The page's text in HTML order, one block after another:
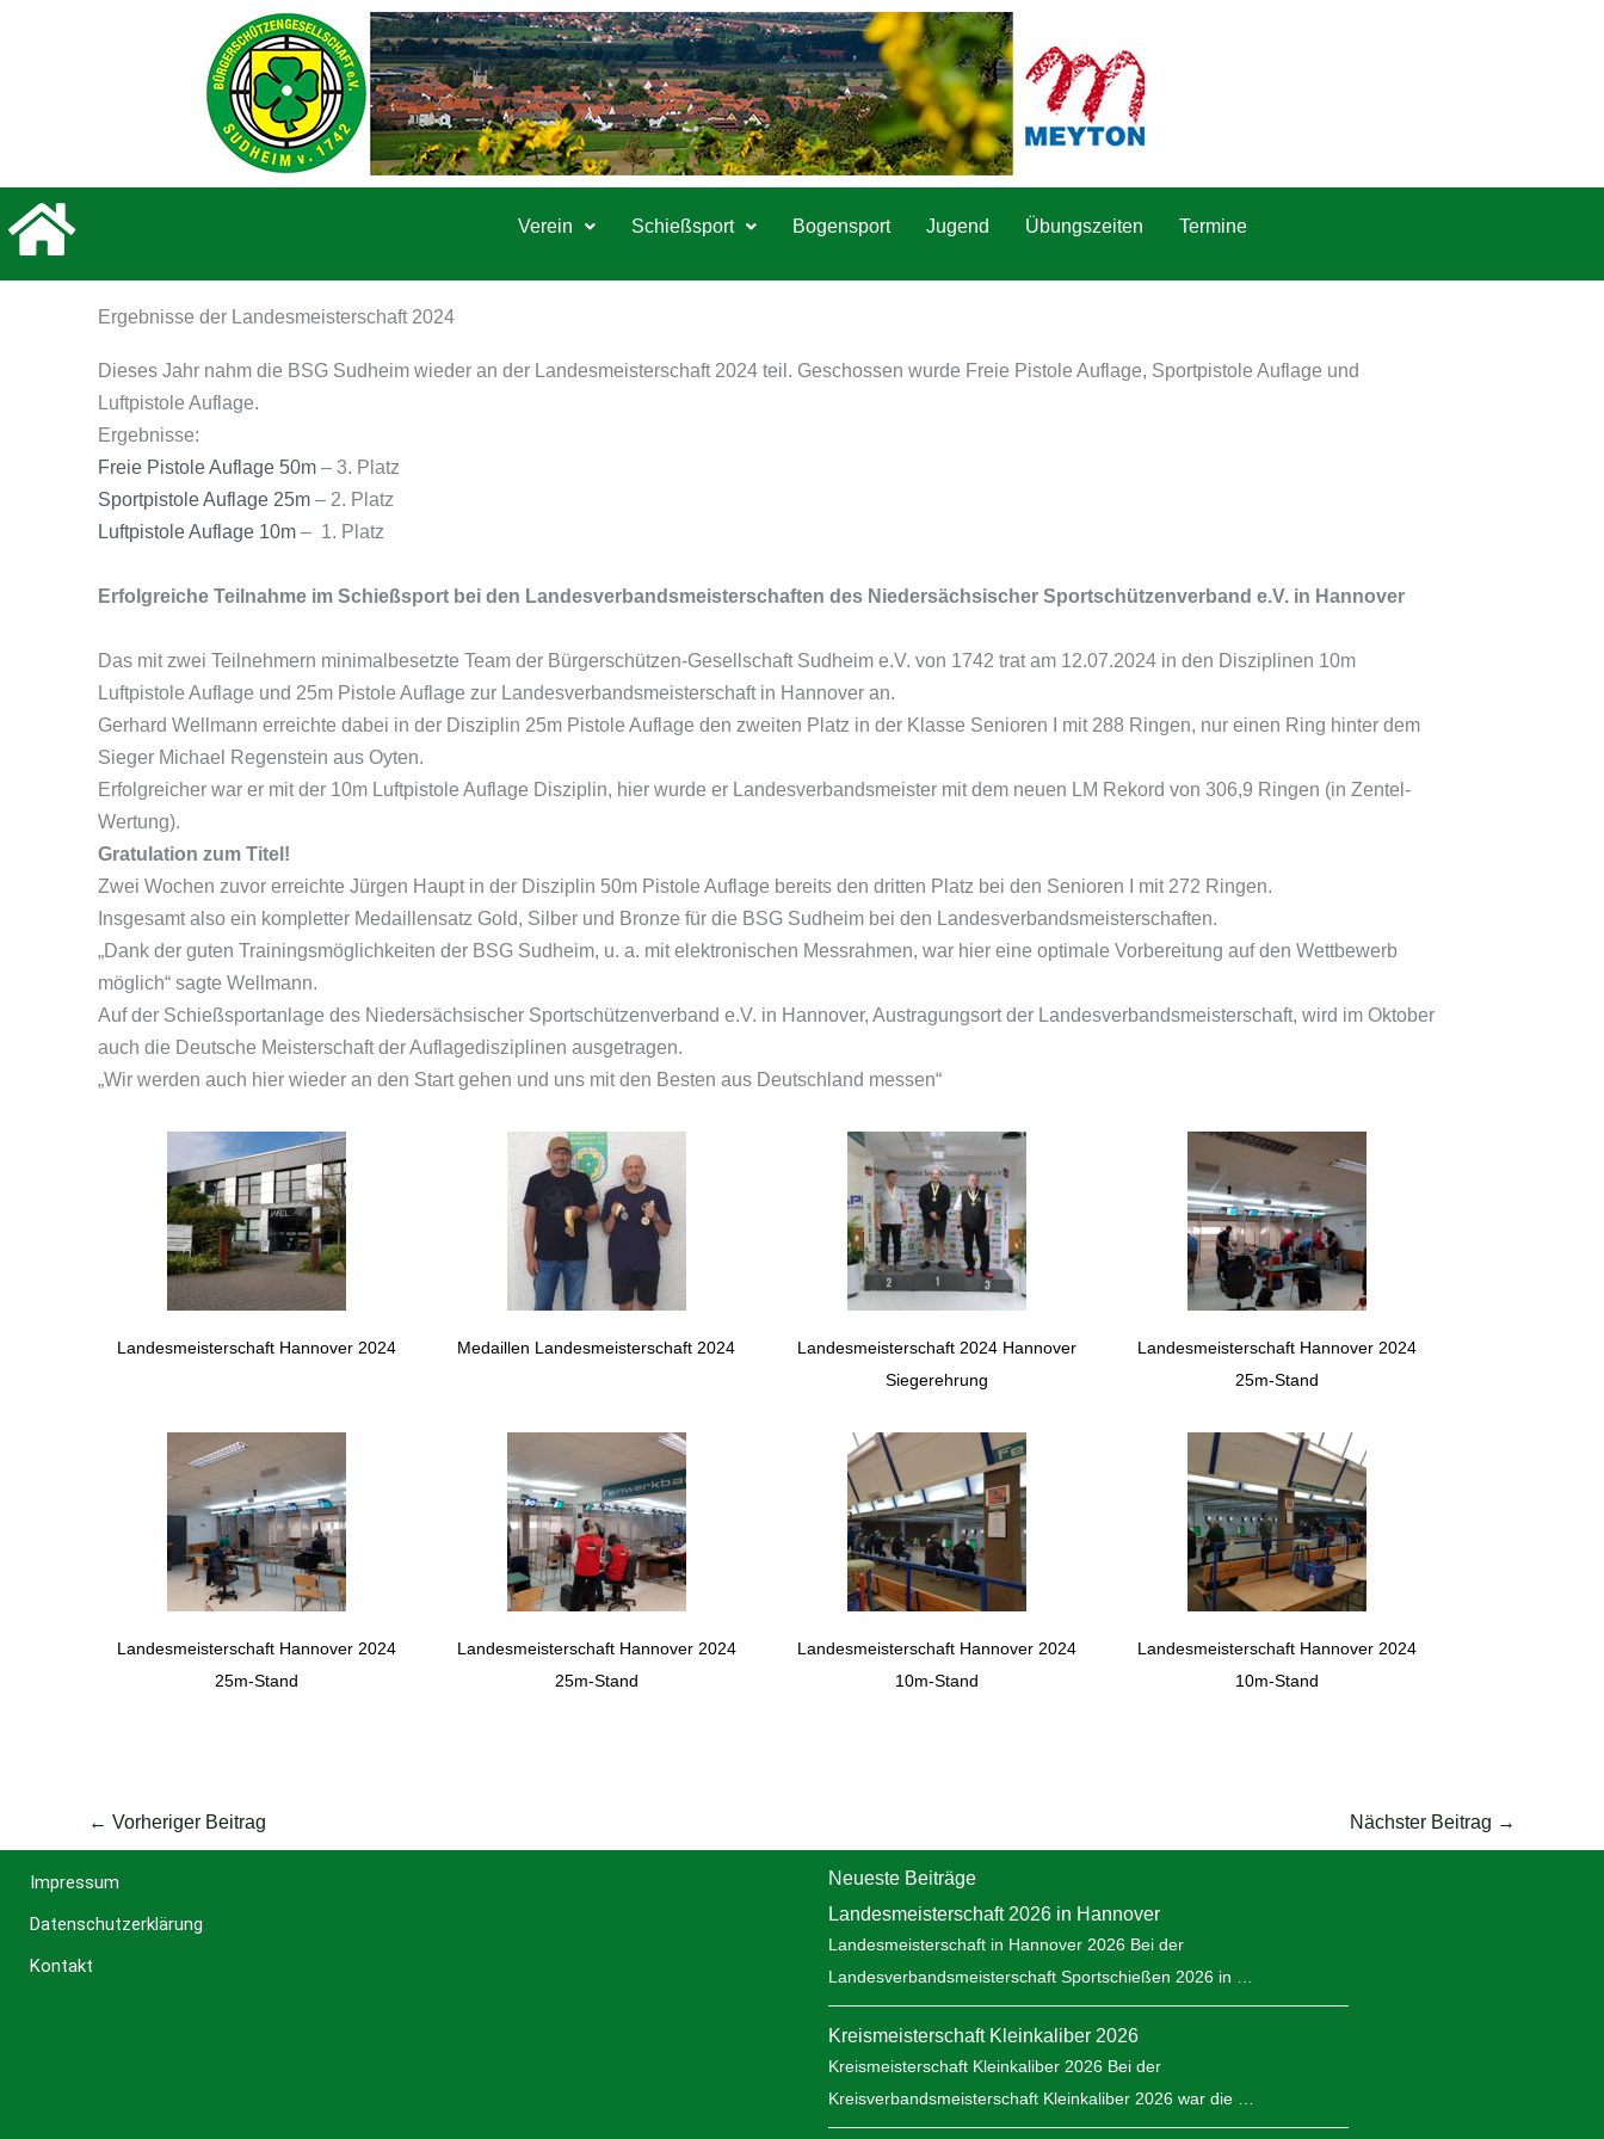
Verein Schießsport Bogensport Jugend Übungszeiten Termine
Ergebnisse der Landesmeisterschaft 2024
Dieses Jahr nahm die BSG Sudheim wieder an der Landesmeisterschaft 2024 teil. Geschossen wurde Freie Pistole Auflage, Sportpistole Auflage und
Luftpistole Auflage.
Ergebnisse:
Freie Pistole Auflage 50m – 3. Platz
Sportpistole Auflage 25m – 2. Platz
Luftpistole Auflage 10m – 1. Platz
Erfolgreiche Teilnahme im Schießsport bei den Landesverbandsmeisterschaften des Niedersächsischer Sportschützenverband e.V. in Hannover
Das mit zwei Teilnehmern minimalbesetzte Team der Bürgerschützen-Gesellschaft Sudheim e.V. von 1742 trat am 12.07.2024 in den Disziplinen 10m
Luftpistole Auflage und 25m Pistole Auflage zur Landesverbandsmeisterschaft in Hannover an.
Gerhard Wellmann erreichte dabei in der Disziplin 25m Pistole Auflage den zweiten Platz in der Klasse Senioren I mit 288 Ringen, nur einen Ring hinter dem
Sieger Michael Regenstein aus Oyten.
Erfolgreicher war er mit der 10m Luftpistole Auflage Disziplin, hier wurde er Landesverbandsmeister mit dem neuen LM Rekord von 306,9 Ringen (in Zentel-
Wertung).
Gratulation zum Titel!
Zwei Wochen zuvor erreichte Jürgen Haupt in der Disziplin 50m Pistole Auflage bereits den dritten Platz bei den Senioren I mit 272 Ringen.
Insgesamt also ein kompletter Medaillensatz Gold, Silber und Bronze für die BSG Sudheim bei den Landesverbandsmeisterschaften.
„Dank der guten Trainingsmöglichkeiten der BSG Sudheim, u. a. mit elektronischen Messrahmen, war hier eine optimale Vorbereitung auf den Wettbewerb
möglich“ sagte Wellmann.
Auf der Schießsportanlage des Niedersächsischer Sportschützenverband e.V. in Hannover, Austragungsort der Landesverbandsmeisterschaft, wird im Oktober
auch die Deutsche Meisterschaft der Auflagedisziplinen ausgetragen.
„Wir werden auch hier wieder an den Start gehen und uns mit den Besten aus Deutschland messen“
Landesmeisterschaft Hannover 2024 Medaillen Landesmeisterschaft 2024
Landesmeisterschaft 2024 Hannover
Siegerehrung
Landesmeisterschaft Hannover 2024
25m-Stand
Landesmeisterschaft Hannover 2024
25m-Stand
Landesmeisterschaft Hannover 2024
25m-Stand
Landesmeisterschaft Hannover 2024
10m-Stand
Landesmeisterschaft Hannover 2024
10m-Stand
← Vorheriger Beitrag Nächster Beitrag →
Impressum
Datenschutzerklärung
Kontakt
Neueste Beiträge
Landesmeisterschaft 2026 in Hannover
Landesmeisterschaft in Hannover 2026 Bei der
Landesverbandsmeisterschaft Sportschießen 2026 in …
Kreismeisterschaft Kleinkaliber 2026
Kreismeisterschaft Kleinkaliber 2026 Bei der
Kreisverbandsmeisterschaft Kleinkaliber 2026 war die …